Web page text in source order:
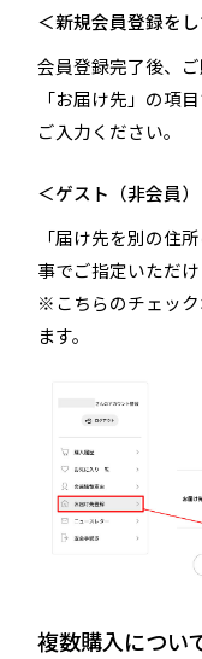
＜新規会員登録を
会員登録完了後、
「お届け先」の項
ご入力ください。
＜ゲスト（非会員
「届け先を別の住
事でご指定いただけ
※こちらのチェッ
ます。
複数購入につい